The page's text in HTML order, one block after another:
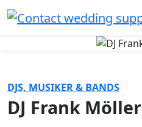
DJS, MUSIKER & BANDS
DJ Frank Möller